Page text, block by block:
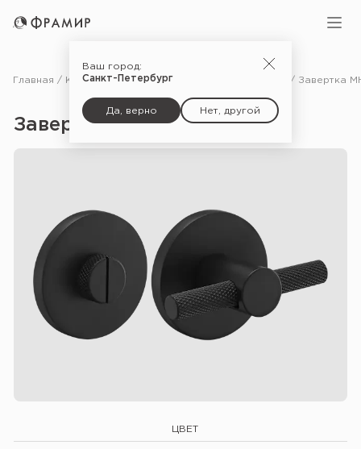
Ваш город:
Санкт-Петербург
Да, верно Нет, другой
Главная Каталог Фурнитура
Завертка MH-WC-R6T — Bl
ЦВЕТ